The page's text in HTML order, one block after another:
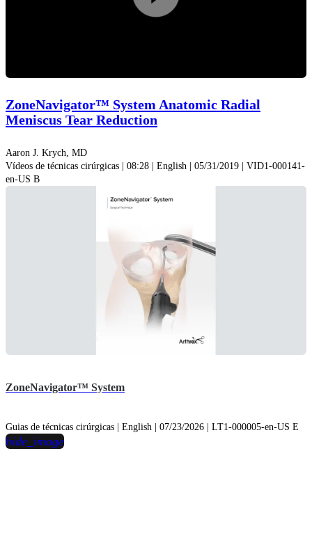
Play
Video
ZoneNavigator™ System Anatomic Radial
Meniscus Tear Reduction
Aaron J. Krych, MD
Vídeos de técnicas cirúrgicas | 08:28 | English | 05/31/2019 | VID1-000141-
en-US B
ZoneNavigator™ System
Guias de técnicas cirúrgicas | English | 07/23/2026 | LT1-000005-en-US E
hide_image